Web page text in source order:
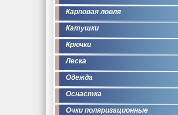
Карповая ловля
Катушки
Крючки
Леска
Одежда
Оснастка
Очки поляризационные